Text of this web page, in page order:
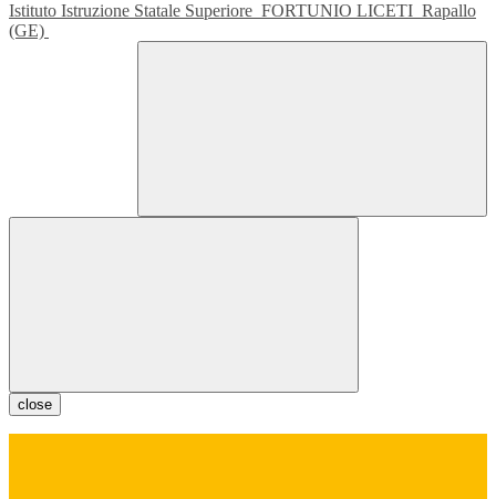
Istituto Istruzione Statale Superiore FORTUNIO LICETI Rapallo
(GE)
close